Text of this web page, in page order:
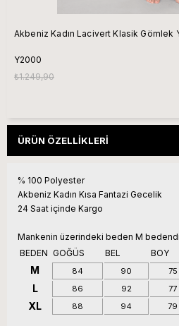
Akbeniz Kadın Lacivert Klasik Gömlek
Y2000
₺1.249,90
ÜRÜN ÖZELLIKLERI
% 100 Polyester
Akbeniz Kadın Kısa Fantazi Gecelik
24 Saat içinde Kargo
Mankenin üzerindeki beden M
BEDEN GOĞÜS BEL BOY
M 84 90 75
L 86 92 77
XL 88 94 79